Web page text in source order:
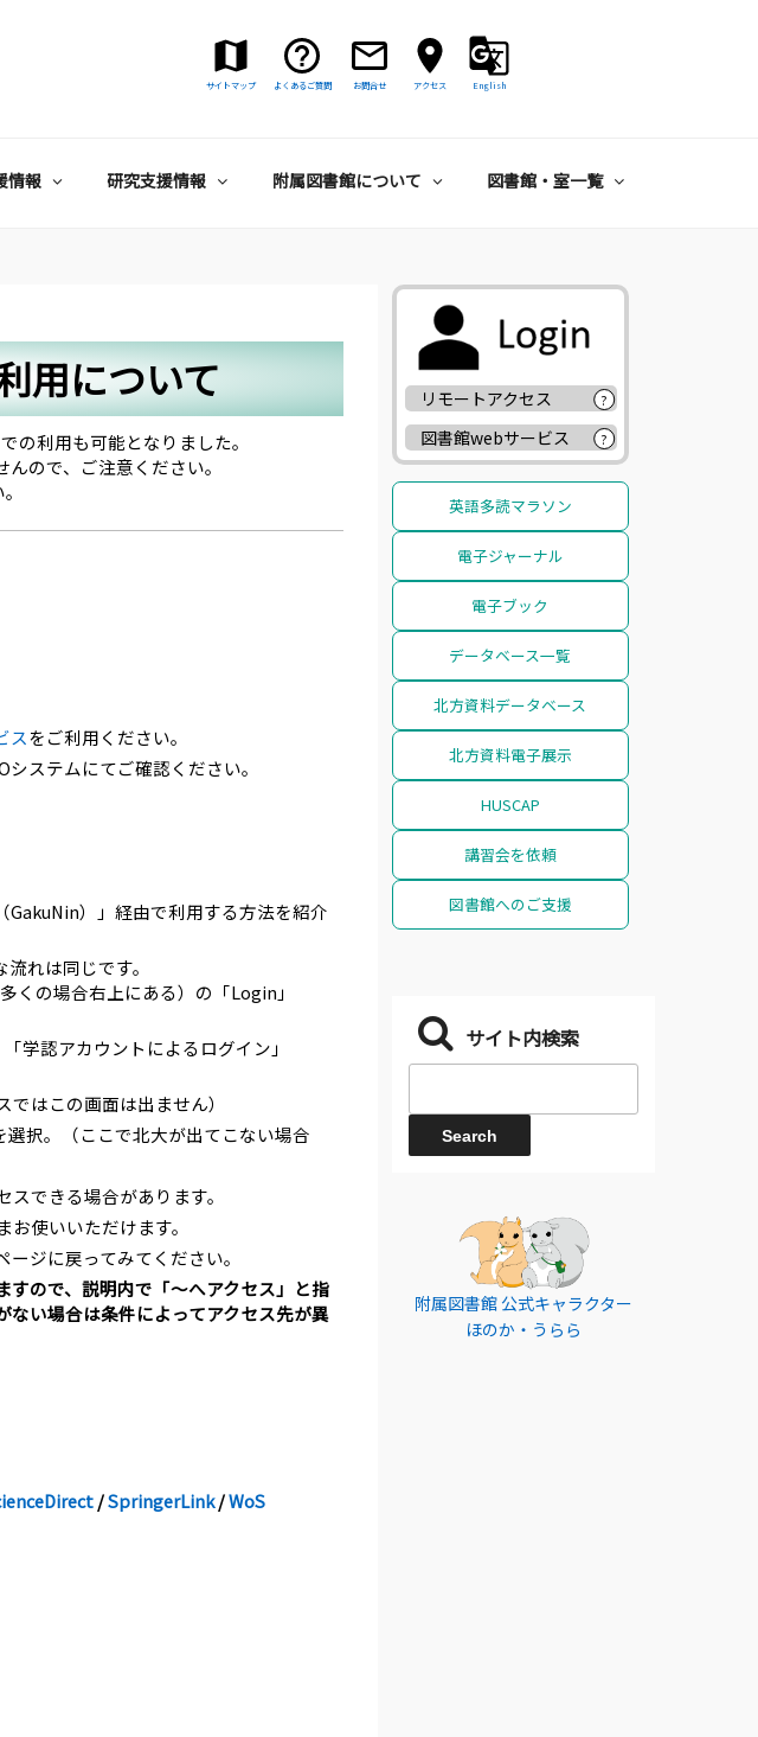
サイトマップ よくあるご質問 お問合せ アクセス English
情報 研究支援情報 附属図書館について 図書館・室一覧
用について
の利用も可能となりました。
ので、ご注意ください。
スをご利用ください。
ステムにてご確認ください。
）」経由で利用する方法を紹介
れは同じです。
くの場合右上にある）の「Login」
認アカウントによるログイン」
はこの画面は出ません）
択。（ここで北大が出てこない場合
できる場合があります。
使いいただけます。
ジに戻ってみてください。
ので、説明内で「～へアクセス」と指
い場合は条件によってアクセス先が異
/SpringerLink/WoS
リモートアクセス ?
図書館webサービス ?
英語多読マラソン
電子ジャーナル
電子ブック
データベース一覧
北方資料データベース
北方資料電子展示
HUSCAP
講習会を依頼
図書館へのご支援
サイト内検索
附属図書館 公式キャラクター
ほのか・うらら